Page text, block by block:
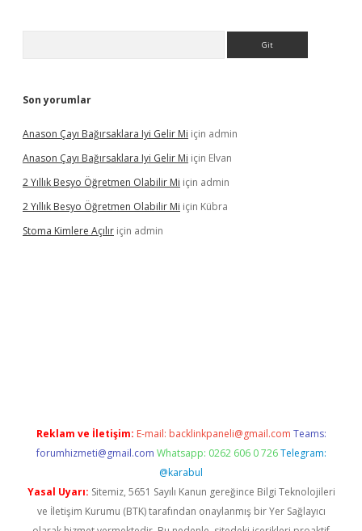
Son yorumlar
Anason Çayı Bağırsaklara Iyi Gelir Mi için admin
Anason Çayı Bağırsaklara Iyi Gelir Mi için Elvan
2 Yıllık Besyo Öğretmen Olabilir Mi için admin
2 Yıllık Besyo Öğretmen Olabilir Mi için Kübra
Stoma Kimlere Açılır için admin
Reklam ve İletişim: E-mail: backlinkpaneli@gmail.com Teams:
forumhizmeti@gmail.com Whatsapp: 0262 606 0 726 Telegram:
@karabul
Yasal Uyarı: Sitemiz, 5651 Sayılı Kanun gereğince Bilgi Teknolojileri
ve İletişim Kurumu (BTK) tarafından onaylanmış bir Yer Sağlayıcı